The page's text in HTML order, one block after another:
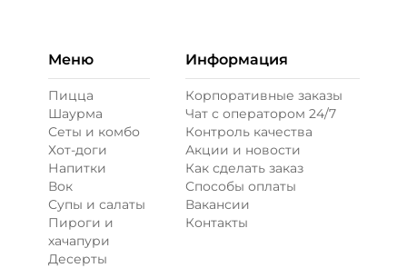
Меню
Пицца
Шаурма
Сеты и комбо
Хот-доги
Напитки
Вок
Супы и салаты
Пироги и
хачапури
Десерты
Информация
Корпоративные заказы
Чат с оператором 24/7
Контроль качества
Акции и новости
Как сделать заказ
Способы оплаты
Вакансии
Контакты